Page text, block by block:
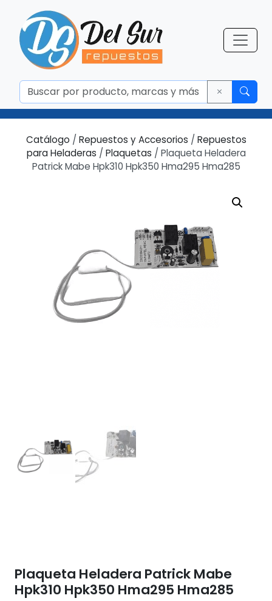
Catálogo / Repuestos y Accesorios / Repuestos
para Heladeras / Plaquetas / Plaqueta Heladera
Patrick Mabe Hpk310 Hpk350 Hma295 Hma285
Plaqueta Heladera Patrick Mabe
Hpk310 Hpk350 Hma295 Hma285